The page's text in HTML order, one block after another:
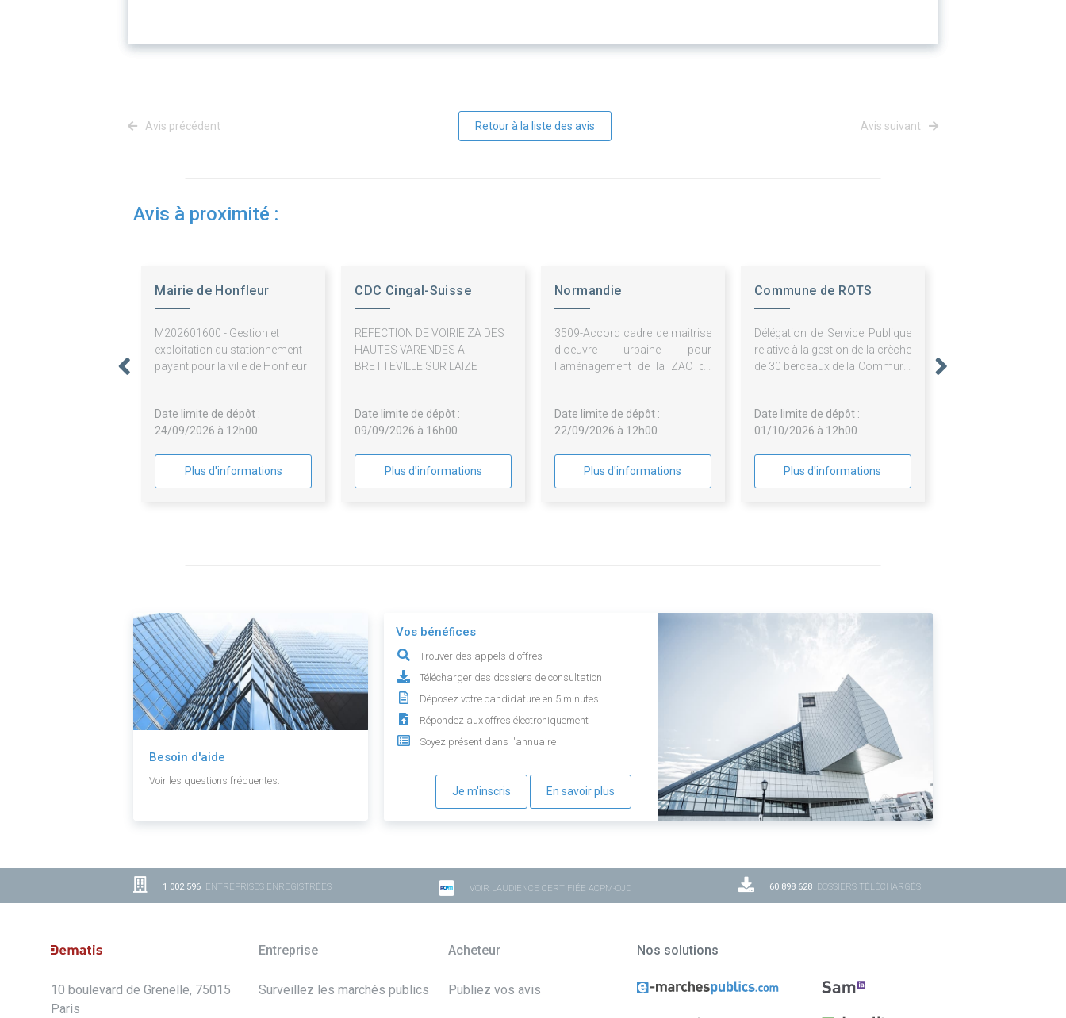
Avis précédent Retour à la liste des avis Avis suivant
Avis à proximité :
Mairie de Honfleur
M202601600 - Gestion et
exploitation du stationnement
payant pour la ville de Honfleur
Date limite de dépôt :
24/09/2026 à 12h00
Plus d'informations
CDC Cingal-Suisse
REFECTION DE VOIRIE ZA DES
HAUTES VARENDES A
BRETTEVILLE SUR LAIZE
Date limite de dépôt :
09/09/2026 à 16h00
Plus d'informations
Normandie
3509-Accord cadre de maitrise
d'oeuvre urbaine pour
l'aménagement de la ZAC du
Date limite de dépôt :
22/09/2026 à 12h00
Plus d'informations
Commune de ROTS
Délégation de Service Publique
relative à la gestion de la crèche
de 30 berceaux de la Commune
Date limite de dépôt :
01/10/2026 à 12h00
Plus d'informations
Besoin d'aide
Voir les questions fréquentes.
Vos bénéfices
Trouver des appels d'offres
Télécharger des dossiers de consultation
Déposez votre candidature en 5 minutes
Répondez aux offres électroniquement
Soyez présent dans l'annuaire
Je m'inscris En savoir plus
1 002 596 ENTREPRISES ENREGISTRÉES VOIR L'AUDIENCE CERTIFIÉE ACPM-OJD 60 898 628 DOSSIERS TÉLÉCHARGÉS
10 boulevard de Grenelle, 75015
Paris
Entreprise
Surveillez les marchés publics
Acheteur
Publiez vos avis
Nos solutions